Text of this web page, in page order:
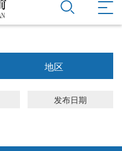
地区
发布日期